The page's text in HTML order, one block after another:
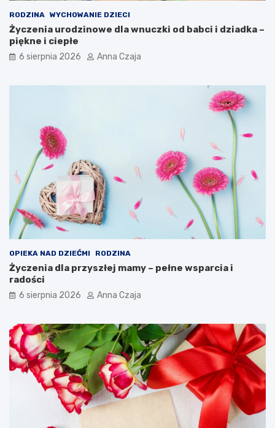
RODZINA WYCHOWANIE DZIECI
Życzenia urodzinowe dla wnuczki od babci i dziadka –
piękne i ciepłe
6 sierpnia 2026 Anna Czaja
OPIEKA NAD DZIEĆMI RODZINA
Życzenia dla przyszłej mamy – pełne wsparcia i
radości
6 sierpnia 2026 Anna Czaja